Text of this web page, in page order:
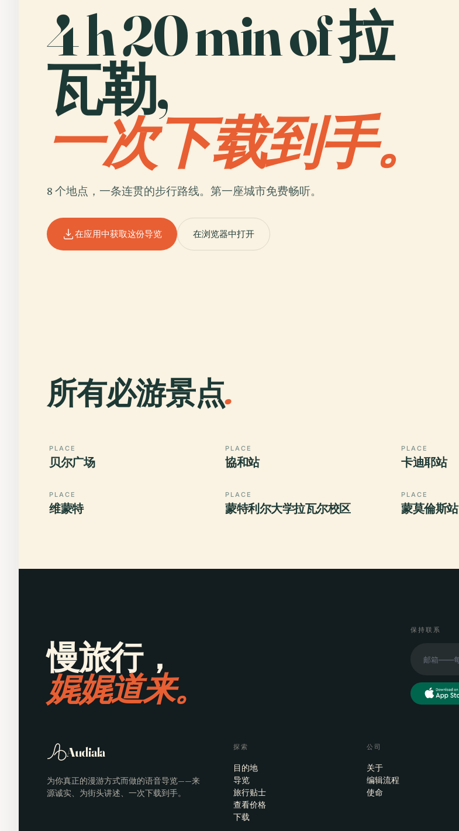
4 h 20 min of 拉
瓦勒,
一次下载到手。
8 个地点，一条连贯的步行路线。第一座城市免费畅听。
在应用中获取这份导览 在浏览器中打开
所有必游景点.
PLACE
贝尔广场
PLACE
協和站
PLACE
卡迪耶站
PLACE
维蒙特
PLACE
蒙特利尔大学拉瓦尔校区
PLACE
蒙莫倫斯站
慢旅行，
娓娓道来。
保持联系
Audiala
为你真正的漫游方式而做的语音导览——来
源诚实、为街头讲述、一次下载到手。
探索
目的地
导览
旅行贴士
查看价格
下载
公司
关于
编辑流程
使命